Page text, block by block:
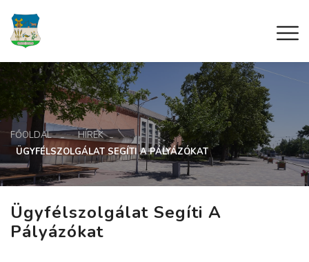
FŐOLDAL
HÍREK
ÜGYFÉLSZOLGÁLAT SEGÍTI A PÁLYÁZÓKAT
Ügyfélszolgálat Segíti A
Pályázókat